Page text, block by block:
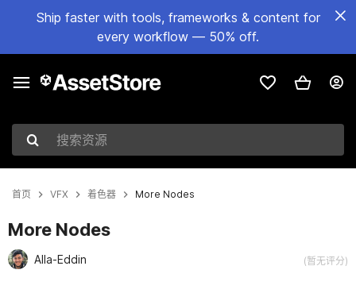
Ship faster with tools, frameworks & content for
every workflow — 50% off.
搜索资源
首页 VFX 着色器 More Nodes
More Nodes
Alla-Eddin (暂无评分)